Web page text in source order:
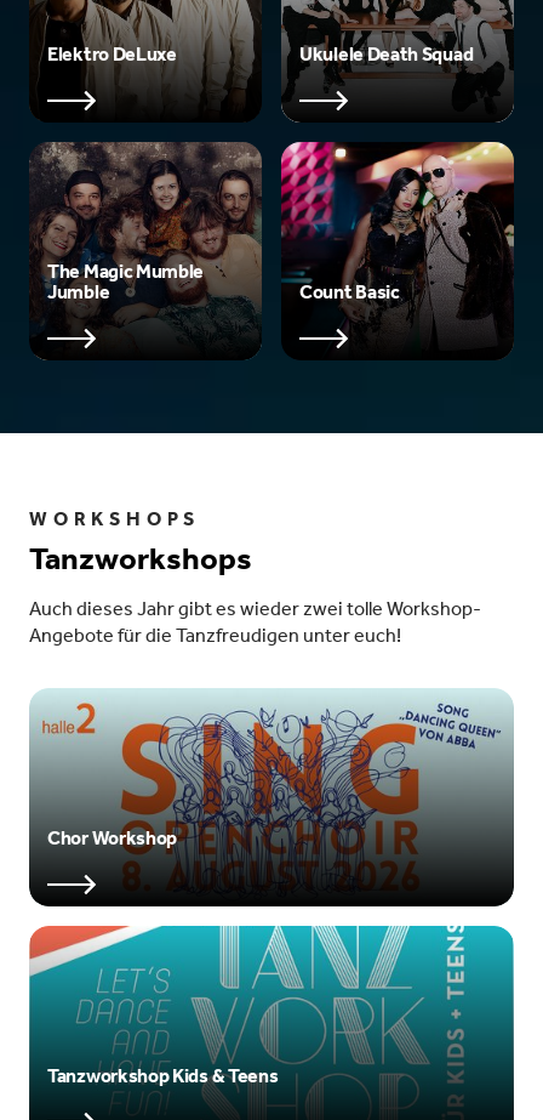
Elektro DeLuxe Ukulele Death Squad
The Magic Mumble
Jumble
Count Basic
WORKSHOPS
Tanzworkshops
Auch dieses Jahr gibt es wieder zwei tolle Workshop-
Angebote für die Tanzfreudigen unter euch!
Chor Workshop
Tanzworkshop Kids & Teens